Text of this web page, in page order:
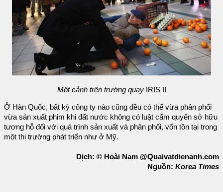
Một cảnh trên trường quayIRIS II
Ở Hàn Quốc, bất kỳ công ty nào cũng đều có thể vừa phân phối
vừa sản xuất phim khi đất nước không có luật cấm quyến sở hữu
tương hỗ đối với quá trình sản xuất và phân phối, vốn tồn tại trong
một thị trường phát triển như ở Mỹ.
Dịch: © Hoài Nam @Quaivatdienanh.com
Nguồn: Korea Times